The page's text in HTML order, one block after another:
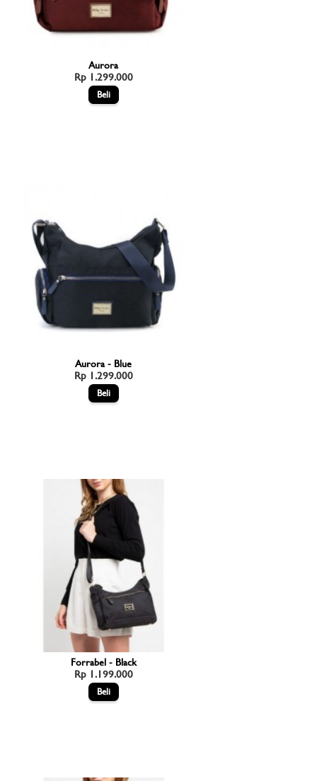
Aurora
Rp 1.299.000
Aurora - Blue
Rp 1.299.000
Forrabel - Black
Rp 1.199.000